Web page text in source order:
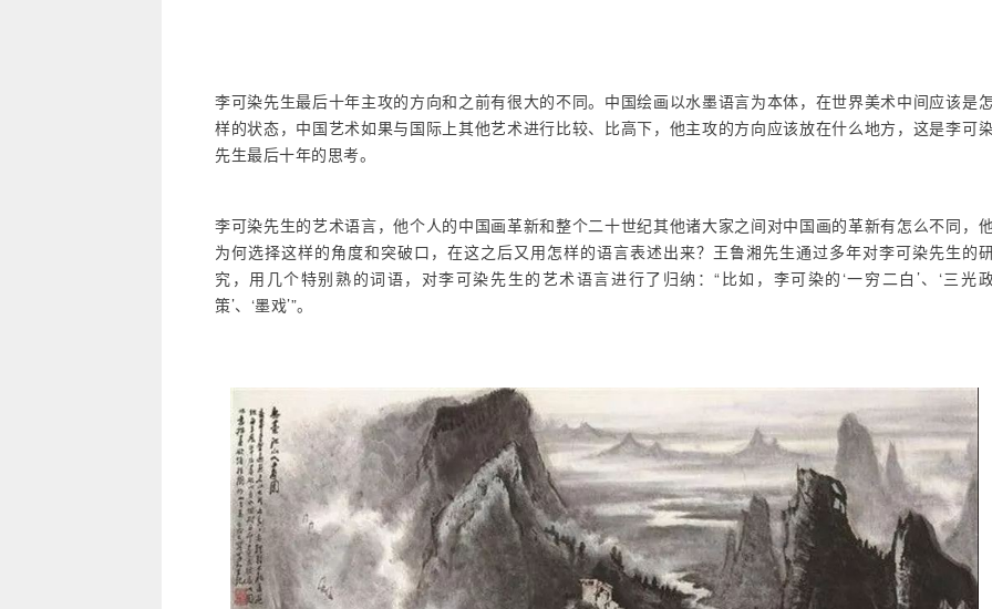
李可染先生最后十年主攻的方向和之前有很大的不同。中国绘画以水墨语言为本体，在世界美术中间应该是怎
样的状态，中国艺术如果与国际上其他艺术进行比较、比高下，他主攻的方向应该放在什么地方，这是李可
先生最后十年的思考。
李可染先生的艺术语言，他个人的中国画革新和整个二十世纪其他诸大家之间对中国画的革新有怎么不同，他
为何选择这样的角度和突破口，在这之后又用怎样的语言表述出来？王鲁湘先生通过多年对李可染先生的
究，用几个特别熟的词语，对李可染先生的艺术语言进行了归纳：“比如，李可染的‘一穷二白’、‘三光
策’、‘墨戏’”。